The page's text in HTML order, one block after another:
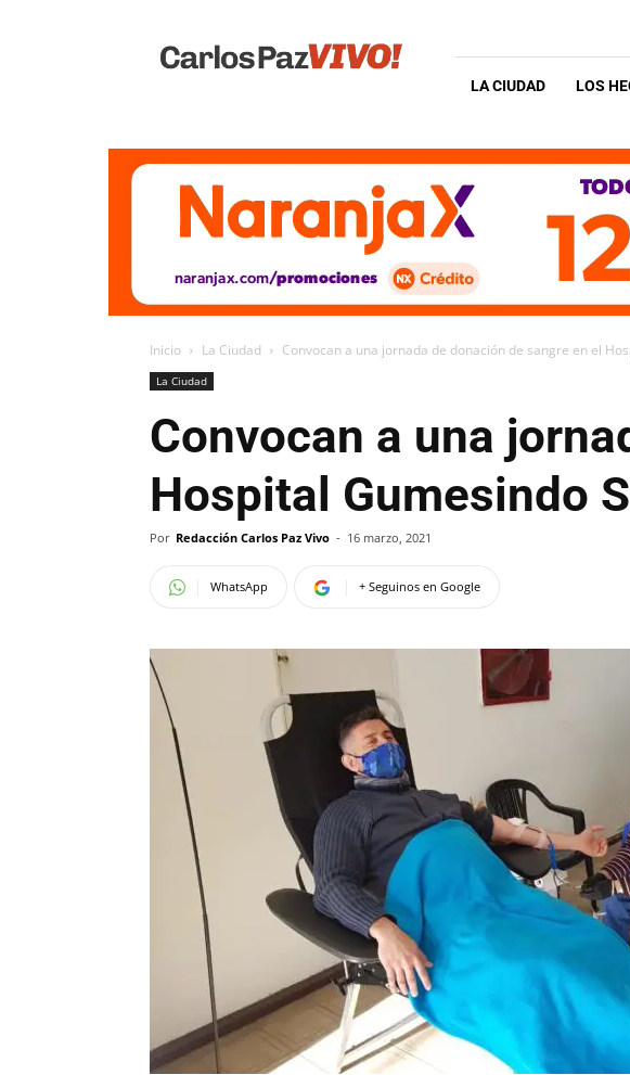
Vivo
LA CIUDAD LOS
Inicio La Ciudad Convocan a una jornada de donación de sangre en el
La Ciudad
Convocan a una
Hospital Gumesindo
Por Redacción Carlos Paz Vivo - 16 marzo, 2021
WhatsApp + Seguinos en Google